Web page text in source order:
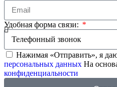
Удобная форма связи:
Нажимая «Отправить», я
персональных данных На
конфиденциальности